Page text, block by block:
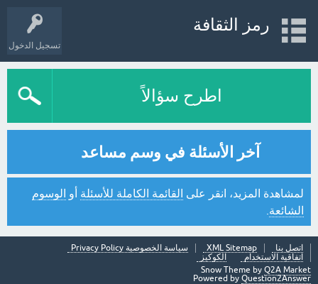
تسجيل الدخول
رمز الثقافة
اطرح سؤالاً
آخر الأسئلة في وسم مساعد
لمشاهدة المزيد، انقر على القائمة الكاملة للأسئلة أو الوسوم
الشائعة
اتصل بنا XML Sitemap
سياسة الخصوصية Privacy Policy
اتفاقية الاستخدام
الكوكيز
Snow Theme by Q2A Market
Powered by Question2Answer